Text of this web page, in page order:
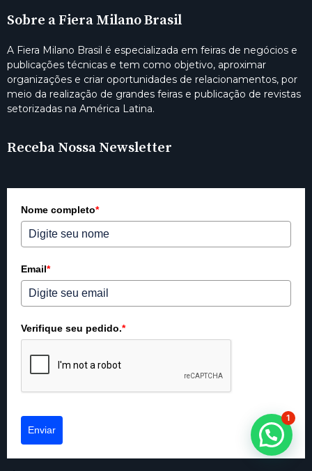
Sobre a Fiera Milano Brasil
A Fiera Milano Brasil é especializada em feiras de negócios e
publicações técnicas e tem como objetivo, aproximar
organizações e criar oportunidades de relacionamentos, por
meio da realização de grandes feiras e publicação de revistas
setorizadas na América Latina.
Receba Nossa Newsletter
Nome completo*
Email*
Verifique seu pedido.*
Enviar
1